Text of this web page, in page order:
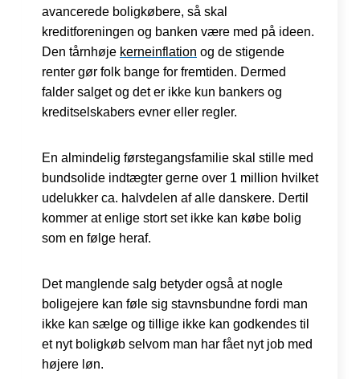
avancerede boligkøbere, så skal
kreditforeningen og banken være med på ideen.
Den tårnhøje kerneinflation og de stigende
renter gør folk bange for fremtiden. Dermed
falder salget og det er ikke kun bankers og
kreditselskabers evner eller regler.
En almindelig førstegangsfamilie skal stille med
bundsolide indtægter gerne over 1 million hvilket
udelukker ca. halvdelen af alle danskere. Dertil
kommer at enlige stort set ikke kan købe bolig
som en følge heraf.
Det manglende salg betyder også at nogle
boligejere kan føle sig stavnsbundne fordi man
ikke kan sælge og tillige ikke kan godkendes til
et nyt boligkøb selvom man har fået nyt job med
højere løn.